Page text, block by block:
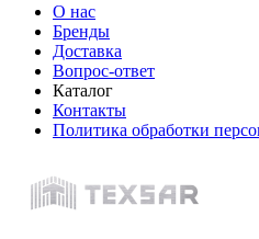
О нас
Бренды
Доставка
Вопрос-ответ
Каталог
Контакты
Политика обработки